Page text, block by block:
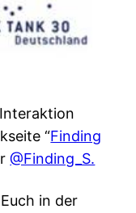
“Finding
@Finding_S.
in der